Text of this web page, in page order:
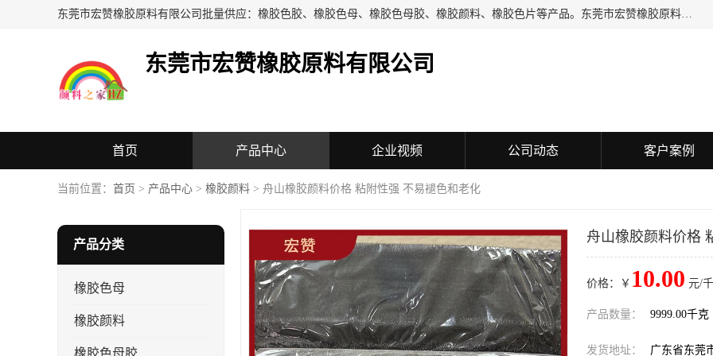
东莞市宏赞橡胶原料有限公司批量供应：橡胶色胶、橡胶色母、橡胶色母胶、橡胶颜料、橡胶色片等产品。东莞市宏赞橡胶原料有限公司经营已经十五年的历史，目前的客户群广达东南亚各国，也是目前橡胶制造密集度高的中国大陆橡胶制品工厂使用多，市场占有率高的色胶专业生产工厂。
东莞市宏赞橡胶原料有限公司
首页 产品中心 企业视频 公司动态 客户案例
当前位置： 首页 > 产品中心 > 橡胶颜料 > 舟山橡胶颜料价格 粘附性强 不易褪色和老化
产品分类
橡胶色母
橡胶颜料
橡胶色母胶
舟山橡胶颜料价格
价格：￥ 10.00 元/
产品数量： 9999.00千克
发货地址： 广东省东莞